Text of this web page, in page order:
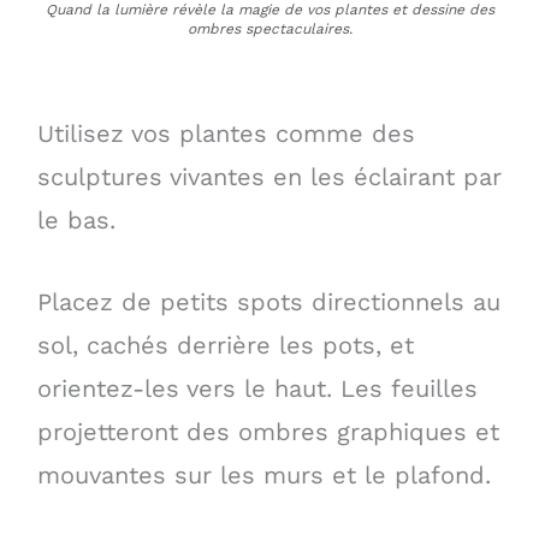
Quand la lumière révèle la magie de vos plantes et dessine des
ombres spectaculaires.
Utilisez vos plantes comme des
sculptures vivantes en les éclairant par
le bas.
Placez de petits spots directionnels au
sol, cachés derrière les pots, et
orientez-les vers le haut. Les feuilles
projetteront des ombres graphiques et
mouvantes sur les murs et le plafond.